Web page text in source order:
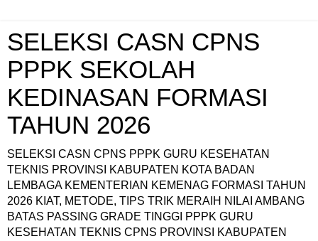
SELEKSI CASN CPNS
PPPK SEKOLAH
KEDINASAN FORMASI
TAHUN 2026
SELEKSI CASN CPNS PPPK GURU KESEHATAN
TEKNIS PROVINSI KABUPATEN KOTA BADAN
LEMBAGA KEMENTERIAN KEMENAG FORMASI TAHUN
2026 KIAT, METODE, TIPS TRIK MERAIH NILAI AMBANG
BATAS PASSING GRADE TINGGI PPPK GURU
KESEHATAN TEKNIS CPNS PROVINSI KABUPATEN